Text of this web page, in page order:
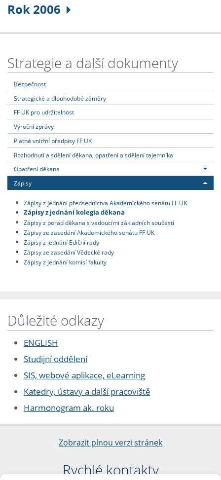
Rok 2006
Strategie a další dokumenty
Bezpečnost
Strategické a dlouhodobé záměry
FF UK pro udržitelnost
Výroční zprávy
Platné vnitřní předpisy FF UK
Rozhodnutí a sdělení děkana, opatření a sdělení tajemníka
Opatření děkana
Zápisy
Zápisy z jednání předsednictva Akademického senátu FF UK
Zápisy z jednání kolegia děkana
Zápisy z porad děkana s vedoucími základních součástí
Zápisy ze zasedání Akademického senátu FF UK
Zápisy z jednání Ediční rady
Zápisy ze zasedání Vědecké rady
Zápisy z jednání komisí fakulty
Důležité odkazy
ENGLISH
Studijní oddělení
SIS, webové aplikace, eLearning
Katedry, ústavy a další pracoviště
Harmonogram ak. roku
Zobrazit plnou verzi stránek
Rychlé kontakty